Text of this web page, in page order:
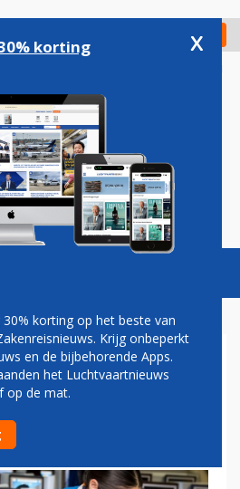
Check in
Podcasts Vacatures
DOOR
VOOR NIEUWE
korting x
korting op het beste van
Krijg onbeperkt
en de bijbehorende Apps.
het Luchtvaartnieuws
op de mat.